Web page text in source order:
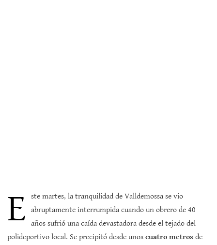
E
ste martes, la tranquilidad de Valldemossa se vio
abruptamente interrumpida cuando un obrero de 40
años sufrió una caída devastadora desde el tejado del
polideportivo local. Se precipitó desde unos cuatro metros de